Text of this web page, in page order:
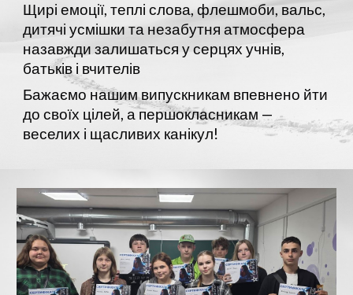
Щирі емоції, теплі слова, флешмоби, вальс,
дитячі усмішки та незабутня атмосфера
назавжди залишаться у серцях учнів,
батьків і вчителів
Бажаємо нашим випускникам впевнено йти
до своїх цілей, а першокласникам —
веселих і щасливих канікул!